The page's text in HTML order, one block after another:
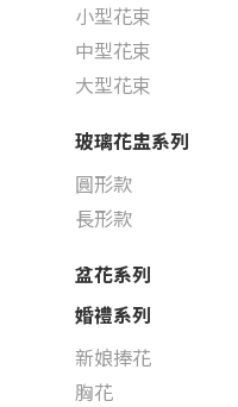
小型花束
中型花束
大型花束
玻璃花盅系列
圓形款
長形款
盆花系列
婚禮系列
新娘捧花
胸花